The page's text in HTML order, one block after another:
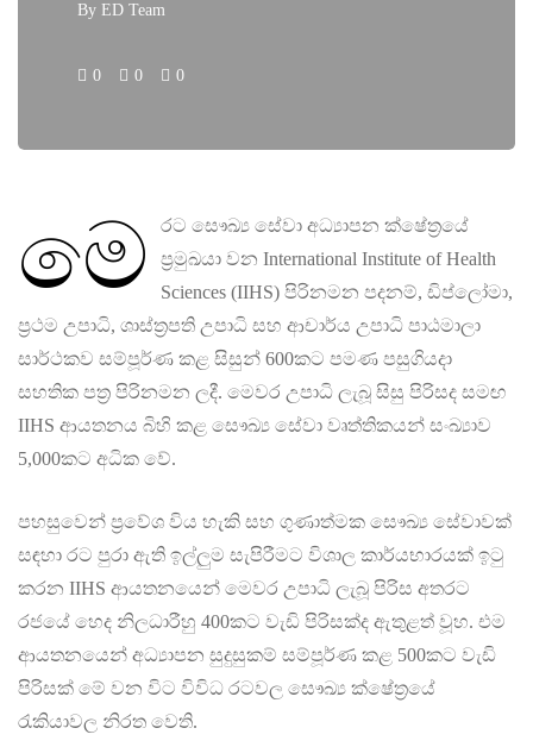
By ED Team
0 0 0
මෙ
රට සෞඛ්‍ය සේවා අධ්‍යාපන ක්ෂේත්‍රයේ
ප්‍රමුඛයා වන International Institute of Health
Sciences (IIHS) පිරිනමන පදනම්, ඩිප්ලෝමා,
ප්‍රථම උපාධි, ශාස්ත්‍රපති උපාධි සහ ආචාර්ය උපාධි පාඨමාලා
සාර්ථකව සම්පූර්ණ කළ සිසුන් 600කට පමණ පසුගියදා
සහතික පත්‍ර පිරිනමන ලදී. මෙවර උපාධි ලැබූ සිසු පිරිසද සමඟ
IIHS ආයතනය බිහි කළ සෞඛ්‍ය සේවා වෘත්තිකයන් සංඛ්‍යාව
5,000කට අධික වේ.
පහසුවෙන් ප්‍රවේශ විය හැකි සහ ගුණාත්මක සෞඛ්‍ය සේවාවක්
සඳහා රට පුරා ඇති ඉල්ලුම සැපිරීමට විශාල කාර්යභාරයක් ඉටු
කරන IIHS ආයතනයෙන් මෙවර උපාධි ලැබූ පිරිස අතරට
රජයේ හෙද නිලධාරීහු 400කට වැඩි පිරිසක්ද ඇතුළත් වූහ. එම
ආයතනයෙන් අධ්‍යාපන සුදුසුකම් සම්පූර්ණ කළ 500කට වැඩි
පිරිසක් මේ වන විට විවිධ රටවල සෞඛ්‍ය ක්ෂේත්‍රයේ
රැකියාවල නිරත වෙති.